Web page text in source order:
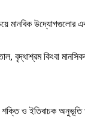
মানবিক উদ্যোগগুলোর
বৃদ্ধাশ্রম কিংবা
ও ইতিবাচক